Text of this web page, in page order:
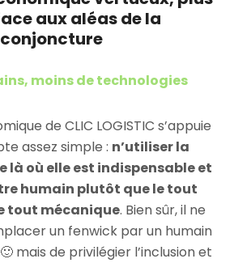
aux aléas de la
conjoncture
moins de technologies
de CLIC LOGISTIC s’appuie
assez simple : n’utiliser la
là où elle est indispensable et
humain plutôt que le tout
tout mécanique. Bien sûr, il ne
un fenwick par un humain
mais de privilégier l’inclusion et